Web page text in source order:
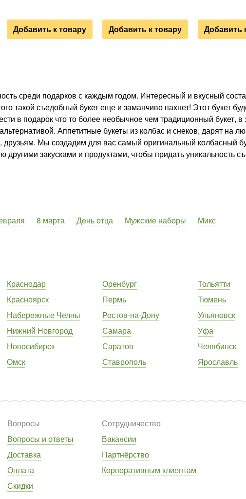
Добавить к товару Добавить к товару Добавить
среди подарков с каждым годом. Интересный и вкусный
такой съедобный букет еще и заманчиво пахнет! Этот букет
в подарок что то более необычное чем традиционный букет, в
Аппетитные букеты из колбас и снеков, дарят на
Мы создадим для вас самый оригинальный колбасный
закусками и продуктами, чтобы придать уникальность
8 марта День отца Мужские наборы Микс
Краснодар
Красноярск
Набережные Челны
Нижний Новгород
Новосибирск
Омск
Оренбург
Пермь
Ростов-на-Дону
Самара
Саратов
Ставрополь
Тольятти
Тюмень
Ульяновск
Уфа
Челябинск
Ярославль
Вопросы
Вопросы и ответы
Доставка
Оплата
Скидки
Сотрудничество
Вакансии
Партнёрство
Корпоративным клиентам